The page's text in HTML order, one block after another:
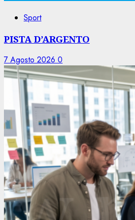
Sport
PISTA D’ARGENTO
7 Agosto 2026 0